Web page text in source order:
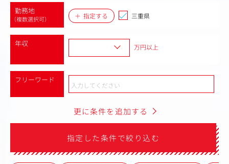
勤務地
（複数選択可） 指定する 三重県
年収 万円以上
フリーワード
更に条件を追加する
指定した条件で絞り込む